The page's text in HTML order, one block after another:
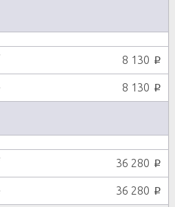
8 130 p
8 130 p
36 280 p
36 280 p